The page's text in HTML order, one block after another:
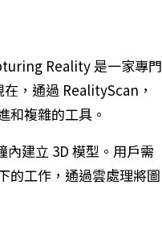
Reality 是一家專門
，通過 RealityScan，
和複雜的工具。
建立 3D 模型。用戶需
的工作，通過雲處理將圖